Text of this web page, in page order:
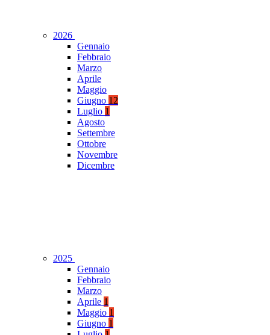
2026
Gennaio
Febbraio
Marzo
Aprile
Maggio
Giugno 12
Luglio 1
Agosto
Settembre
Ottobre
Novembre
Dicembre
2025
Gennaio
Febbraio
Marzo
Aprile 1
Maggio 1
Giugno 1